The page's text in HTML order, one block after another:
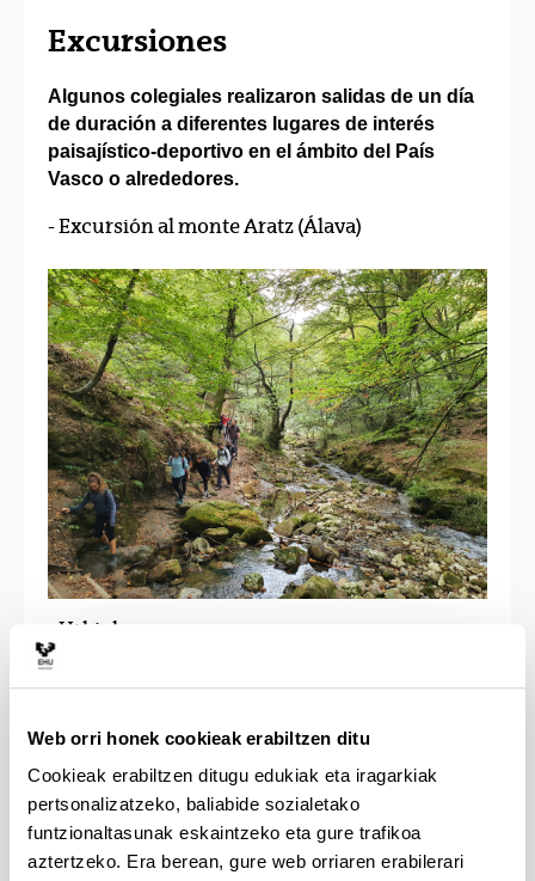
Web orri honek cookieak erabiltzen ditu
Cookieak erabiltzen ditugu edukiak eta iragarkiak
pertsonalizatzeko, baliabide sozialetako
funtzionaltasunak eskaintzeko eta gure trafikoa
aztertzeko. Era berean, gure web orriaren erabilerari
Excursiones
Algunos colegiales realizaron salidas de un día
de duración a diferentes lugares de interés
paisajístico-deportivo en el ámbito del País
Vasco o alrededores.
- Excursión al monte Aratz (Álava)
- Urkiola